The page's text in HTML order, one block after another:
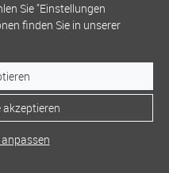
Sie "Einstellungen
finden Sie in unserer